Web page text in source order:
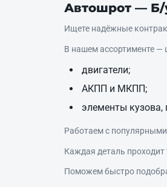
Автошрот — Б/
Ищете надёжные
В нашем ассортименте —
двигатели;
АКПП и МКПП;
элементы кузова,
Работаем с популярными
Каждая деталь
Поможем быстро